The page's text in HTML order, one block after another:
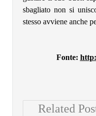
sbagliato non si
stesso avviene anche
Fonte:
Related